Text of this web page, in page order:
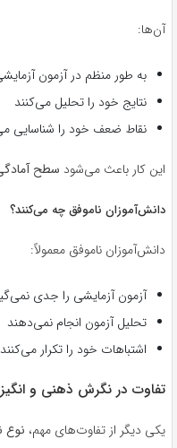
آن‌ها:
به طور منظم در آزمون
نتایج خود را تحلیل می‌کنند
نقاط ضعف خود را شناسایی
این کار باعث می‌شود سطح
دانش‌آموزان ناموفق چه می‌کنند؟
دانش‌آموزان ناموفق معمولاً:
آزمون آزمایشی را جدی
تحلیل آزمون انجام نمی‌دهند
اشتباهات خود را تکرار می‌کنند
تفاوت در نگرش ذهنی و
یکی دیگر از تفاوت‌های مهم، نوع